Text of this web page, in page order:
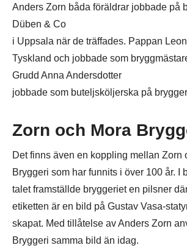
Anders Zorn båda föräldrar jobbade på
Düben & Co
i Uppsala när de träffades. Pappan
Tyskland och jobbade som
Grudd Anna Andersdotter
jobbade som buteljsköljerska på
Zorn och Mora
Det finns även en koppling mellan Zorn
Bryggeri som har funnits i över 100 år. I
talet framställde bryggeriet en pilsner
etiketten är en bild på Gustav Vasa-
skapat. Med tillåtelse av Anders Zorn
Bryggeri samma bild än idag.